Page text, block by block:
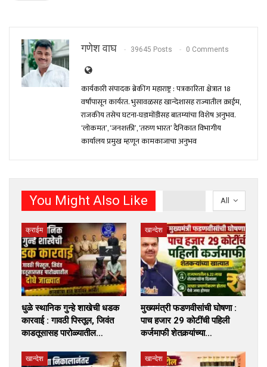
गणेश वाघ 39645 Posts 0 Comments
कार्यकारी संपादक ब्रेकींग महाराष्ट्र : पत्रकारिता क्षेत्रात 18
वर्षांपासून कार्यरत. भुसावळसह खान्देशासह राज्यातील क्राईम,
राजकीय तसेच घटना-घडामोंडीसह बातम्यांचा विशेष अनुभव.
‘लोकमत’, ‘जनशक्ती’, ‘तरुण भारत’ दैनिकात विभागीय
कार्यालय प्रमुख म्हणून कामकाजाचा अनुभव
All
You Might Also Like
क्राईम
धुळे स्थानिक गुन्हे शाखेची धडक
कारवाई : गावठी पिस्तूल, जिवंत
काडतूसासह पारोळ्यातील…
खान्देश
मुख्यमंत्री फडणवीसांची घोषणा :
पाच हजार 29 कोटींची पहिली
कर्जमाफी शेतकर्‍यांच्या…
खान्देश खान्देश